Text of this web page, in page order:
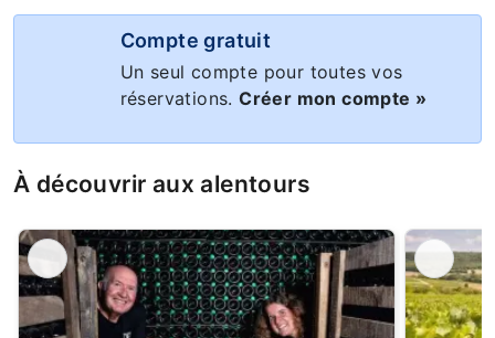
Compte gratuit
Un seul compte pour toutes vos
réservations.Créer mon compte »
À découvrir aux alentours